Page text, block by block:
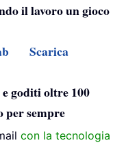
il lavoro un gioco
Scarica
goditi oltre 100
per sempre
con la tecnologia